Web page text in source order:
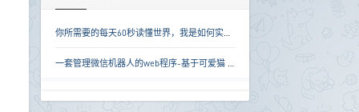
你所需要的每天60秒读懂世界，我是如何实现的